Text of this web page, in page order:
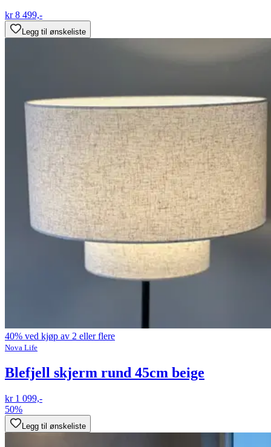
kr 8 499,-
Legg til ønskeliste
40% ved kjøp av 2 eller flere
Nova Life
Blefjell skjerm rund 45cm beige
kr 1 099,-
50%
Legg til ønskeliste